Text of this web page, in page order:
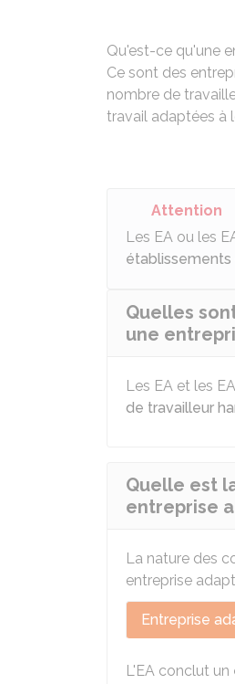
Qu'est-ce qu'une
Ce sont des
nombre de
travail adaptées à
Attention
Les EA ou les
établissements
Quelles
une
Les EA et les
de travailleur
Quelle est
entreprise
La nature des
entreprise
Entreprise
L'EA conclut un